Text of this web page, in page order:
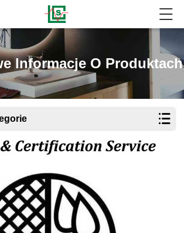
Informacje O Produktach